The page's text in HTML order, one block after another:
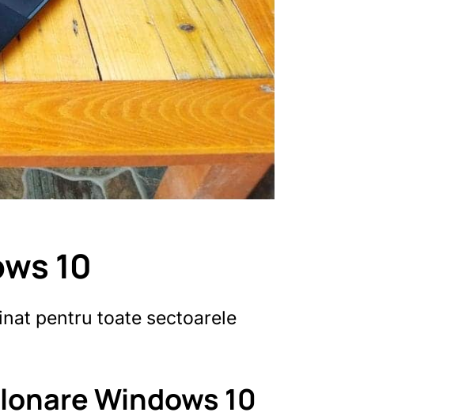
10
pentru toate sectoarele
Windows 10